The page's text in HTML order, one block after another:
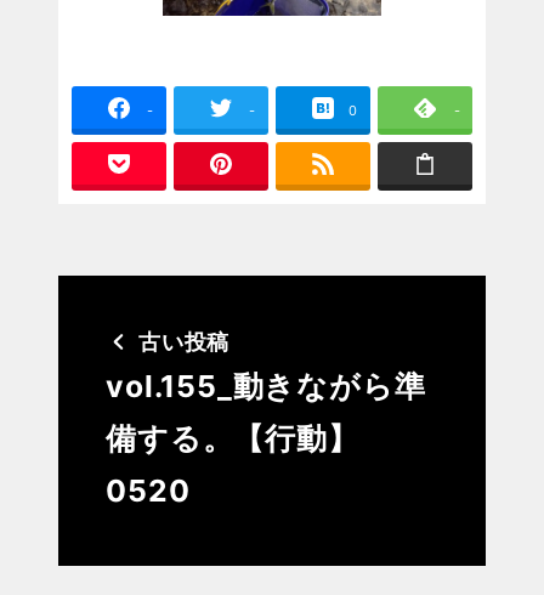
- - 0 -
古い投稿
vol.155_動きながら準
備する。【行動】
0520